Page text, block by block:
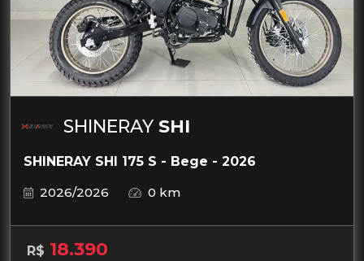
SHINERAY SHI
SHINERAY SHI 175 S - Bege - 2026
2026/2026
0 km
R$ 18.390